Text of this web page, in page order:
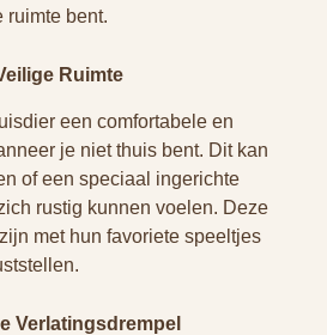
ruimte bent.
Ruimte
een comfortabele en
je niet thuis bent. Dit kan
of een speciaal ingerichte
rustig kunnen voelen. Deze
met hun favoriete speeltjes
Verlatingsdrempel